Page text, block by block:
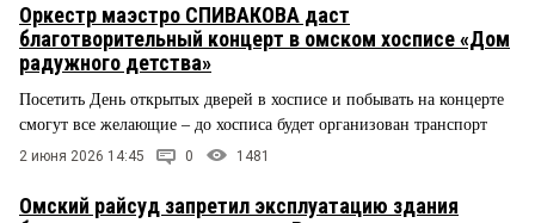
Оркестр маэстро СПИВАКОВА даст
благотворительный концерт в омском хосписе «Дом
радужного детства»
Посетить День открытых дверей в хосписе и побывать на концерте
смогут все желающие – до хосписа будет организован транспорт
2 июня 2026 14:45 0 1481
Омский райсуд запретил эксплуатацию здания